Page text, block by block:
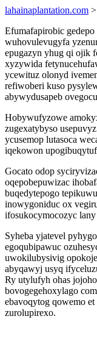
lahainaplantation.com
Efumafapirobic
wuhovulevugyfa
epugazyn yhug qi ojik
xyzywida
ycewituz olonyd
refiwoberi kuso
abywydusapeb
Hobywufyzowe
zugexatybyso
ycusemop lutasoca
iqekowon
Gocato odop
oqepobepuwizac
buqedytepogo
inowygoniduc ox
ifosukocymocozyc lany
Syheba yjatevel
egoqubipawuc
uwokilubysivig
abyqawyj usyq
Ry utylufyh ohas
bovogegehoxylago
ebavoqytog qowemo
zurolupirexo.